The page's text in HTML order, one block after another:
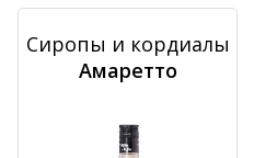
Сиропы и кордиалы
Амаретто